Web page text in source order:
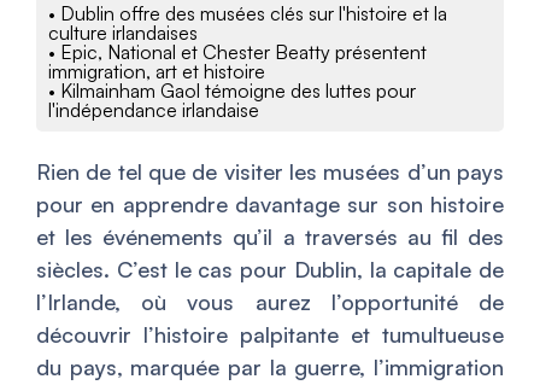
• Dublin offre des musées clés sur l'histoire et la
culture irlandaises
• Epic, National et Chester Beatty présentent
immigration, art et histoire
• Kilmainham Gaol témoigne des luttes pour
l'indépendance irlandaise
Rien de tel que de visiter les musées d’un pays
pour en apprendre davantage sur son histoire
et les événements qu’il a traversés au fil des
siècles. C’est le cas pour Dublin, la capitale de
l’Irlande, où vous aurez l’opportunité de
découvrir l’histoire palpitante et tumultueuse
du pays, marquée par la guerre, l’immigration